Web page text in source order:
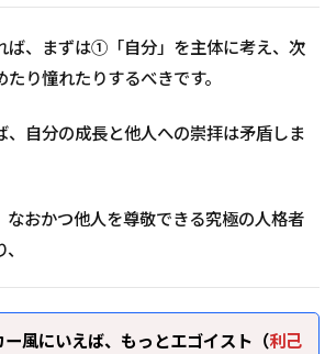
ば、まずは①「自分」を主体に考え、次
り憧れたりするべきです。
、自分の成長と他人への崇拝は矛盾しま
なおかつ他人を尊敬できる究極の人格者
ー風にいえば、もっとエゴイスト（利己